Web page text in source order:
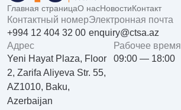
Главная страницаО насНовостиКонтакт
Контактный номер
+994 12 404 32 00
Электронная почта
enquiry@ctsa.az
Aдрес
Yeni Hayat Plaza, Floor
2, Zarifa Aliyeva Str. 55,
AZ1010, Baku,
Azerbaijan
Рабочее время
09:00 — 18:00